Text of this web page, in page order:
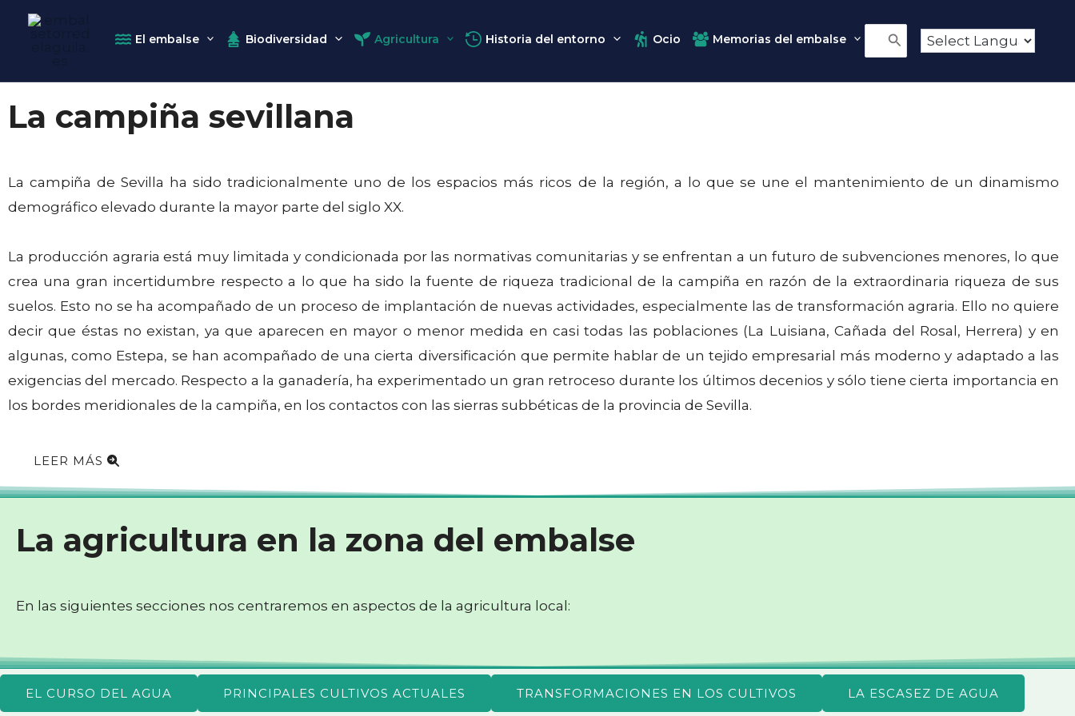
El embalse Biodiversidad Agricultura Historia del entorno Ocio Memorias del embalse
Buscar
La campiña sevillana
La campiña de Sevilla ha sido tradicionalmente uno de los espacios más ricos de la región, a lo que se une el mantenimiento de un dinamismo
demográfico elevado durante la mayor parte del siglo XX.
La producción agraria está muy limitada y condicionada por las normativas comunitarias y se enfrentan a un futuro de subvenciones menores, lo que
crea una gran incertidumbre respecto a lo que ha sido la fuente de riqueza tradicional de la campiña en razón de la extraordinaria riqueza de sus
suelos. Esto no se ha acompañado de un proceso de implantación de nuevas actividades, especialmente las de transformación agraria. Ello no quiere
decir que éstas no existan, ya que aparecen en mayor o menor medida en casi todas las poblaciones (La Luisiana, Cañada del Rosal, Herrera) y en
algunas, como Estepa, se han acompañado de una cierta diversificación que permite hablar de un tejido empresarial más moderno y adaptado a las
exigencias del mercado. Respecto a la ganadería, ha experimentado un gran retroceso durante los últimos decenios y sólo tiene cierta importancia en
los bordes meridionales de la campiña, en los contactos con las sierras subbéticas de la provincia de Sevilla.
LEER MÁS
La agricultura en la zona del embalse
En las siguientes secciones nos centraremos en aspectos de la agricultura local:
EL CURSO DEL AGUA PRINCIPALES CULTIVOS ACTUALES TRANSFORMACIONES EN LOS CULTIVOS LA ESCASEZ DE AGUA